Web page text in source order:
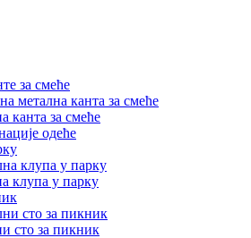
за смеће
метална канта за смеће
канта за смеће
одеће
клупа у парку
клупа у парку
сто за пикник
сто за пикник